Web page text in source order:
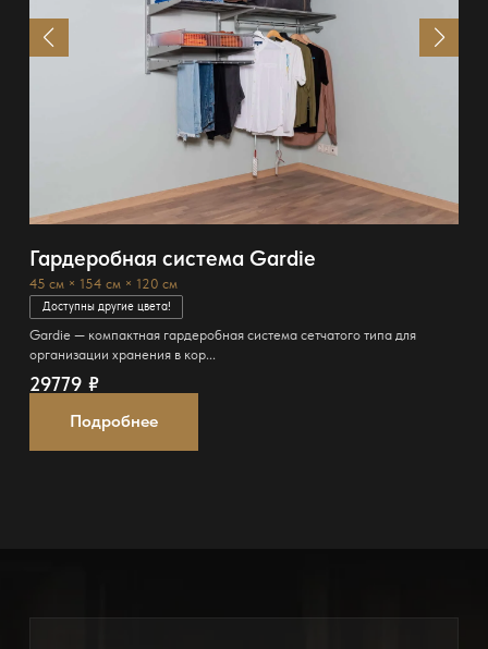
Гардеробная система Gardie
45 см × 154 см × 120 см
Доступны другие цвета!
Gardie — компактная гардеробная система сетчатого типа для
организации хранения в кор...
29779 ₽
Подробнее